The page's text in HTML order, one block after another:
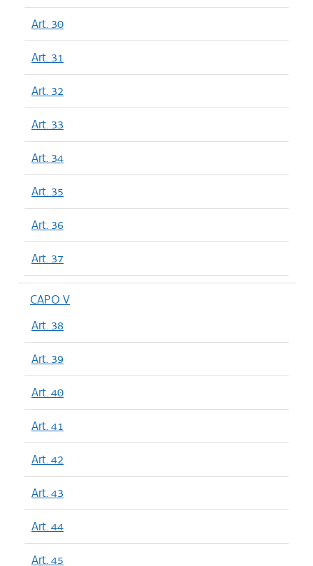
Art. 30
Art. 31
Art. 32
Art. 33
Art. 34
Art. 35
Art. 36
Art. 37
CAPO V
Art. 38
Art. 39
Art. 40
Art. 41
Art. 42
Art. 43
Art. 44
Art. 45